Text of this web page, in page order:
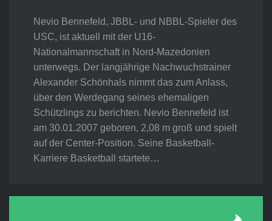
Nevio Bennefeld, JBBL- und NBBL-Spieler des
USC, ist aktuell mit der U16-
Nationalmannschaft in Nord-Mazedonien
unterwegs. Der langjährige Nachwuchstrainer
Alexander Schönhals nimmt das zum Anlass,
über den Werdegang seines ehemaligen
Schützlings zu berichten. Nevio Bennefeld ist
am 30.01.2007 geboren, 2,08 m groß und spielt
auf der Center-Position. Seine Basketball-
Karriere Basketball startete…